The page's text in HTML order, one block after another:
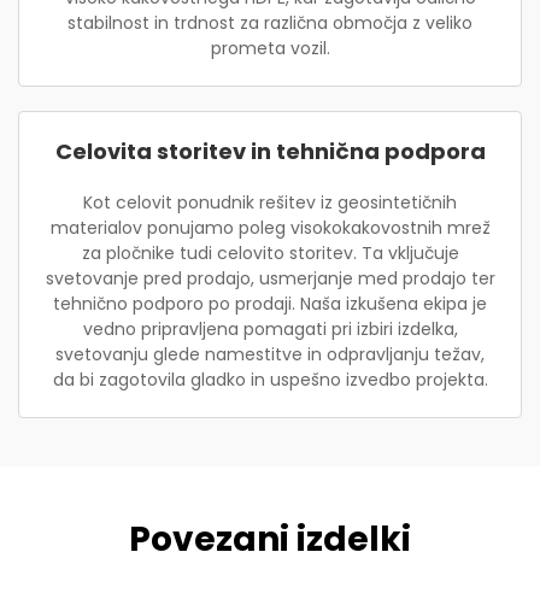
stabilnost in trdnost za različna območja z veliko
prometa vozil.
Celovita storitev in tehnična podpora
Kot celovit ponudnik rešitev iz geosintetičnih
materialov ponujamo poleg visokokakovostnih mrež
za pločnike tudi celovito storitev. Ta vključuje
svetovanje pred prodajo, usmerjanje med prodajo ter
tehnično podporo po prodaji. Naša izkušena ekipa je
vedno pripravljena pomagati pri izbiri izdelka,
svetovanju glede namestitve in odpravljanju težav,
da bi zagotovila gladko in uspešno izvedbo projekta.
Povezani izdelki